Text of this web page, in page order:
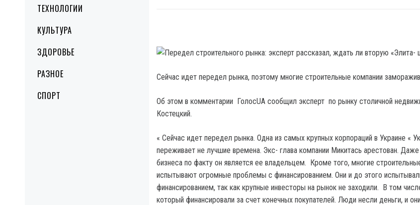
ТЕХНОЛОГИИ
КУЛЬТУРА
ЗДОРОВЬЕ
РАЗНОЕ
СПОРТ
Сейчас идет передел рынка, поэтому многие строительные компании
Об этом в комментарии ГолосUA сообщил эксперт по рынку столичной
Костецкий.
« Сейчас идет передел рынка. Одна из самых крупных корпораций в Украине «
переживает не лучшие времена. Экс- глава компании Микитась арестован.
бизнеса по факту он является ее владельцем. Кроме того, многие
испытывают огромные проблемы с финансированием. Они и до этого
финансированием, так как крупные инвесторы на рынок не заходили. В том
который финансировали за счет конечных покупателей. Люди несли деньги, и